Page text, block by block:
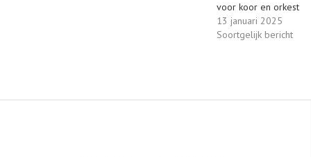
voor koor en orkest
13 januari 2025
Soortgelijk bericht